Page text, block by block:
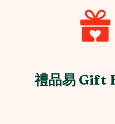
禮品易 Gift